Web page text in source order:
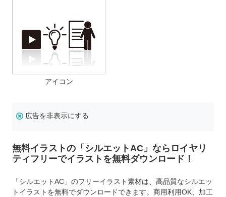
アイコン
広告を非表示にする
無料イラストの「シルエットAC」ならロイヤリ
ティフリーでイラストを無料ダウンロード！
「シルエットAC」のフリーイラスト素材は、高品質なシルエッ
トイラストを無料でダウンロードできます。商用利用OK、加工